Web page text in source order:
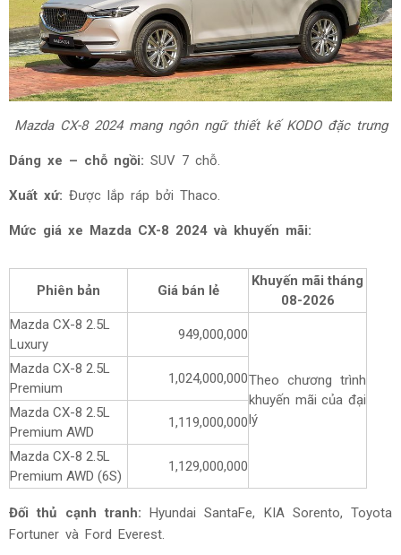
Mazda CX-8 2024 mang ngôn ngữ thiết kế KODO đặc trưng
Dáng xe – chỗ ngồi: SUV 7 chỗ.
Xuất xứ: Được lắp ráp bởi Thaco.
Mức giá xe Mazda CX-8 2024 và khuyến mãi:
Phiên bản Giá bán lẻ
Khuyến mãi tháng
08-2026
Mazda CX-8 2.5L
Luxury
949,000,000
Theo chương trình
khuyến mãi của đại
lý
Mazda CX-8 2.5L
Premium
1,024,000,000
Mazda CX-8 2.5L
Premium AWD
1,119,000,000
Mazda CX-8 2.5L
Premium AWD (6S)
1,129,000,000
Đối thủ cạnh tranh: Hyundai SantaFe, KIA Sorento, Toyota
Fortuner và Ford Everest.